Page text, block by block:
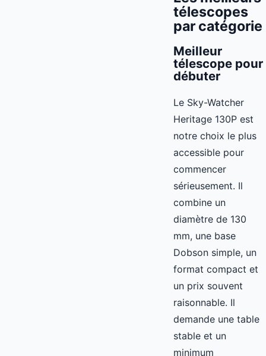
télescopes
par catégorie
Meilleur
télescope pour
débuter
Le Sky-Watcher
Heritage 130P est
notre choix le plus
accessible pour
commencer
sérieusement. Il
combine un
diamètre de 130
mm, une base
Dobson simple, un
format compact et
un prix souvent
raisonnable. Il
demande une table
stable et un
minimum